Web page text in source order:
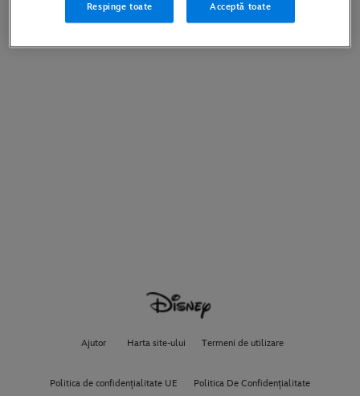
Ajutor Harta site-ului Termeni de utilizare
Politica de confidențialitate UE Politica De Confidențialitate
Respinge toate Acceptă toate